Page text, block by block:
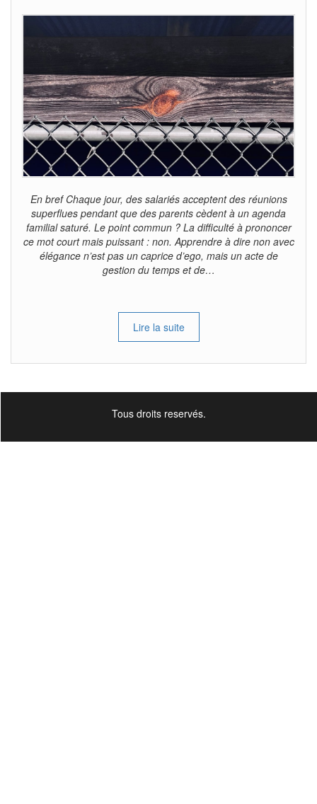
En bref Chaque jour, des salariés acceptent des réunions
superflues pendant que des parents cèdent à un agenda
familial saturé. Le point commun ? La difficulté à prononcer
ce mot court mais puissant : non. Apprendre à dire non avec
élégance n’est pas un caprice d’ego, mais un acte de
gestion du temps et de…
Lire la suite
Tous droits reservés.